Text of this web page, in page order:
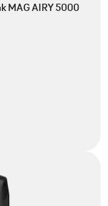
MAG AIRY 5000